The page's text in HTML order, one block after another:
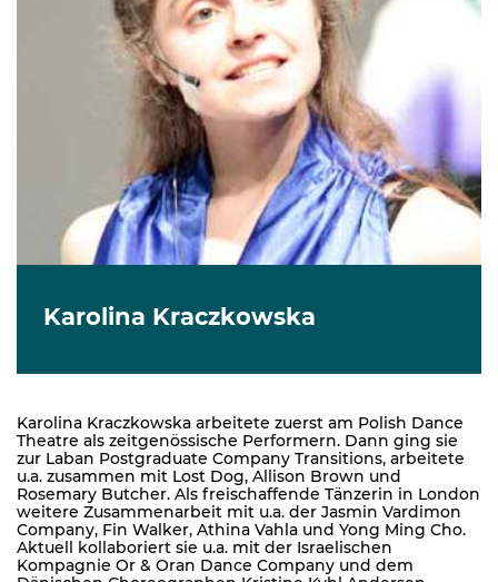
Karolina Kraczkowska
Karolina Kraczkowska arbeitete zuerst am Polish Dance
Theatre als zeitgenössische Performern. Dann ging sie
zur Laban Postgraduate Company Transitions, arbeitete
u.a. zusammen mit Lost Dog, Allison Brown und
Rosemary Butcher. Als freischaffende Tänzerin in London
weitere Zusammenarbeit mit u.a. der Jasmin Vardimon
Company, Fin Walker, Athina Vahla und Yong Ming Cho.
Aktuell kollaboriert sie u.a. mit der Israelischen
Kompagnie Or & Oran Dance Company und dem